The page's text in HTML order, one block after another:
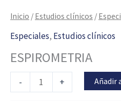
Inicio / Estudios clínicos /
Especiales, Estudios clínicos
ESPIROMETRIA
- + Añadir